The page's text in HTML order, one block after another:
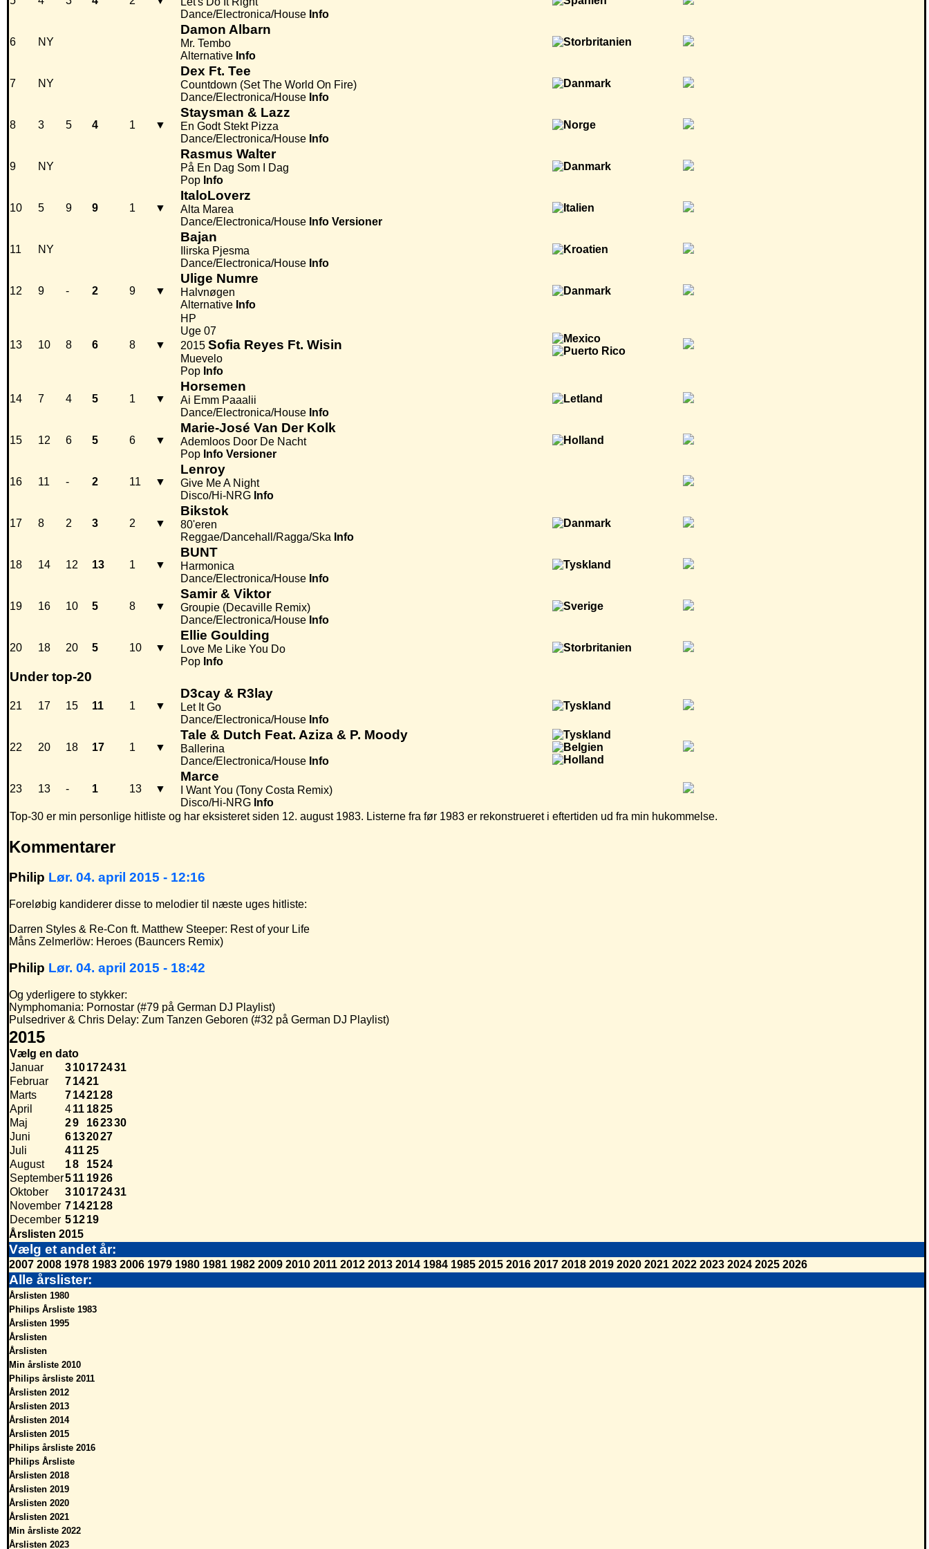
Dance/Electronica/House Info
6 NY
Damon Albarn
Mr. Tembo
Alternative Info
7 NY
Dex Ft. Tee
Countdown (Set The World On Fire)
Dance/Electronica/House Info
8 3 5 4 1 ▼
Staysman & Lazz
En Godt Stekt Pizza
Dance/Electronica/House Info
9 NY
Rasmus Walter
På En Dag Som I Dag
Pop Info
10 5 9 9 1 ▼
ItaloLoverz
Alta Marea
Dance/Electronica/House Info Versioner
11 NY
Bajan
Ilirska Pjesma
Dance/Electronica/House Info
12 9 - 2 9 ▼
Ulige Numre
Halvnøgen
Alternative Info
13 10 8 6 8 ▼
HP
Uge 07
2015 Sofia Reyes Ft. Wisin
Muevelo
Pop Info
14 7 4 5 1 ▼
Horsemen
Ai Emm Paaalii
Dance/Electronica/House Info
15 12 6 5 6 ▼
Marie-José Van Der Kolk
Ademloos Door De Nacht
Pop Info Versioner
16 11 - 2 11 ▼
Lenroy
Give Me A Night
Disco/Hi-NRG Info
17 8 2 3 2 ▼
Bikstok
80'eren
Reggae/Dancehall/Ragga/Ska Info
18 14 12 13 1 ▼
BUNT
Harmonica
Dance/Electronica/House Info
19 16 10 5 8 ▼
Samir & Viktor
Groupie (Decaville Remix)
Dance/Electronica/House Info
20 18 20 5 10 ▼
Ellie Goulding
Love Me Like You Do
Pop Info
Under top-20
21 17 15 11 1 ▼
D3cay & R3lay
Let It Go
Dance/Electronica/House Info
22 20 18 17 1 ▼
Tale & Dutch Feat. Aziza & P. Moody
Ballerina
Dance/Electronica/House Info
23 13 - 1 13 ▼
Marce
I Want You (Tony Costa Remix)
Disco/Hi-NRG Info
Top-30 er min personlige hitliste og har eksisteret siden 12. august 1983. Listerne fra før 1983 er rekonstrueret i eftertiden ud fra min hukommelse.
Kommentarer
Philip Lør. 04. april 2015 - 12:16
Foreløbig kandiderer disse to melodier til næste uges hitliste:
Darren Styles & Re-Con ft. Matthew Steeper: Rest of your Life
Måns Zelmerlöw: Heroes (Bauncers Remix)
Philip Lør. 04. april 2015 - 18:42
Og yderligere to stykker:
Nymphomania: Pornostar (#79 på German DJ Playlist)
Pulsedriver & Chris Delay: Zum Tanzen Geboren (#32 på German DJ Playlist)
2015
Vælg en dato
Januar
310172431
Februar
71421
Marts
7142128
April
411 1825
Maj
29 162330
Juni
6132027
Juli
41125
August
18 1524
September511 1926
Oktober
310172431
November 7142128
December 51219
Årslisten 2015
Vælg et andet år:
2007 2008 1978 1983 2006 1979 1980 1981 1982 2009 2010 2011 2012 2013 2014 1984 1985 2015 2016 2017 2018 2019 2020 2021 2022 2023 2024 2025 2026
Alle årslister:
Årslisten 1980
Philips Årsliste 1983
Årslisten 1995
Årslisten
Årslisten
Min årsliste 2010
Philips årsliste 2011
Årslisten 2012
Årslisten 2013
Årslisten 2014
Årslisten 2015
Philips årsliste 2016
Philips Årsliste
Årslisten 2018
Årslisten 2019
Årslisten 2020
Årslisten 2021
Min årsliste 2022
Årslisten 2023